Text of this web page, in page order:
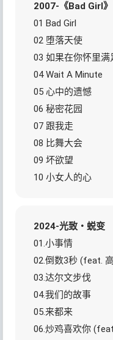
2007-《Bad Girl》
01 Bad Girl
02 堕落天使
03 如果在你怀里满
04 Wait A Minute
05 心中的遗憾
06 秘密花园
07 跟我走
08 比舞大会
09 坏欲望
10 小女人的心
2024-光致・蜕变
01.小事情
02.倒数3秒 (feat.
03.达尔文步伐
04.我们的故事
05.来都来
06.炒鸡喜欢你